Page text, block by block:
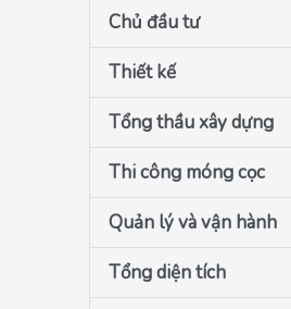
Chủ đầu tư
Thiết kế
Tổng thầu xây dựng
Thi công móng cọc
Quản lý và vận hành
Tổng diện tích